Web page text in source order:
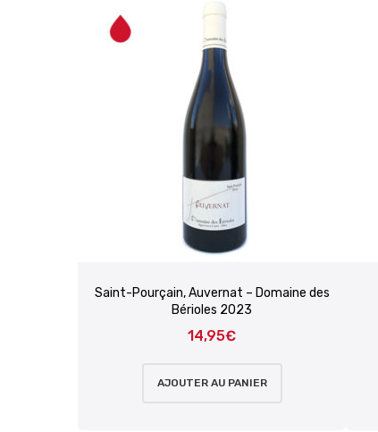
Saint-Pourçain, Auvernat – Domaine des
Bérioles 2023
14,95€
AJOUTER AU PANIER